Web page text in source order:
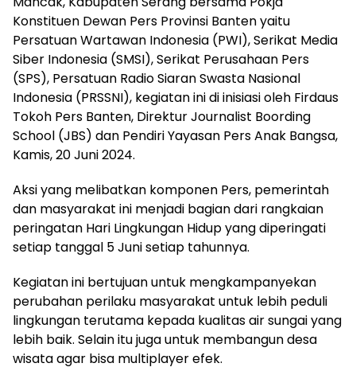
Konstituen Dewan Pers Provinsi Banten yaitu
Persatuan Wartawan Indonesia (PWI), Serikat Media
Siber Indonesia (SMSI), Serikat Perusahaan Pers
(SPS), Persatuan Radio Siaran Swasta Nasional
Indonesia (PRSSNI), kegiatan ini di inisiasi oleh Firdaus
Tokoh Pers Banten, Direktur Journalist Boording
School (JBS) dan Pendiri Yayasan Pers Anak Bangsa,
Kamis, 20 Juni 2024.
Aksi yang melibatkan komponen Pers, pemerintah
dan masyarakat ini menjadi bagian dari rangkaian
peringatan Hari Lingkungan Hidup yang diperingati
setiap tanggal 5 Juni setiap tahunnya.
Kegiatan ini bertujuan untuk mengkampanyekan
perubahan perilaku masyarakat untuk lebih peduli
lingkungan terutama kepada kualitas air sungai yang
lebih baik. Selain itu juga untuk membangun desa
wisata agar bisa multiplayer efek.